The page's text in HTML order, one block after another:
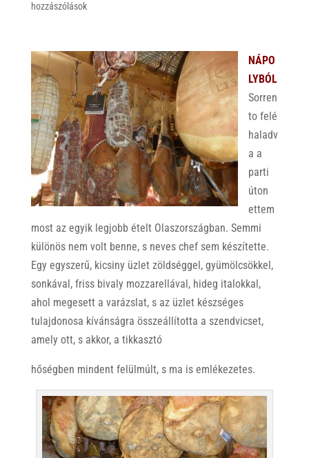
hozzászólások
NÁPO
LYBÓL
Sorren
to felé
haladv
a a
parti
úton
ettem
most az egyik legjobb ételt Olaszországban. Semmi
különös nem volt benne, s neves chef sem készítette.
Egy egyszerű, kicsiny üzlet zöldséggel, gyümölcsökkel,
sonkával, friss bivaly mozzarellával, hideg italokkal,
ahol megesett a varázslat, s az üzlet készséges
tulajdonosa kívánságra összeállította a szendvicset,
amely ott, s akkor, a tikkasztó
hőségben mindent felülmúlt, s ma is emlékezetes.